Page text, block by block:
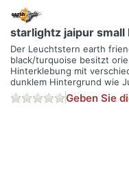
starlightz jaipur
Der Leuchtstern earth
black/turquoise besitzt
Hinterklebung mit
dunklem Hintergrund wie
Geben Sie